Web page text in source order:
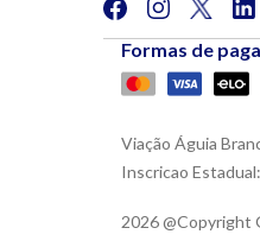
Formas de
Viação Águia
Inscricao
2026 @Copyright